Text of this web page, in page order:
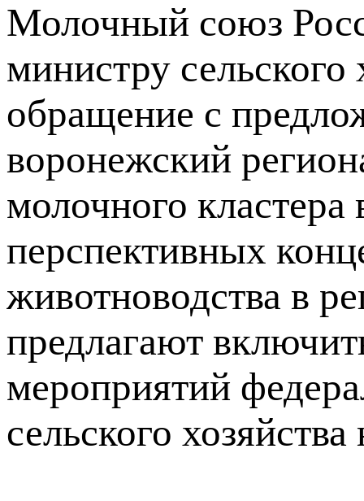
Молочный союз
министру
обращение с
воронежский
молочного кластера
перспективных
животноводства в
предлагают
мероприятий
сельского